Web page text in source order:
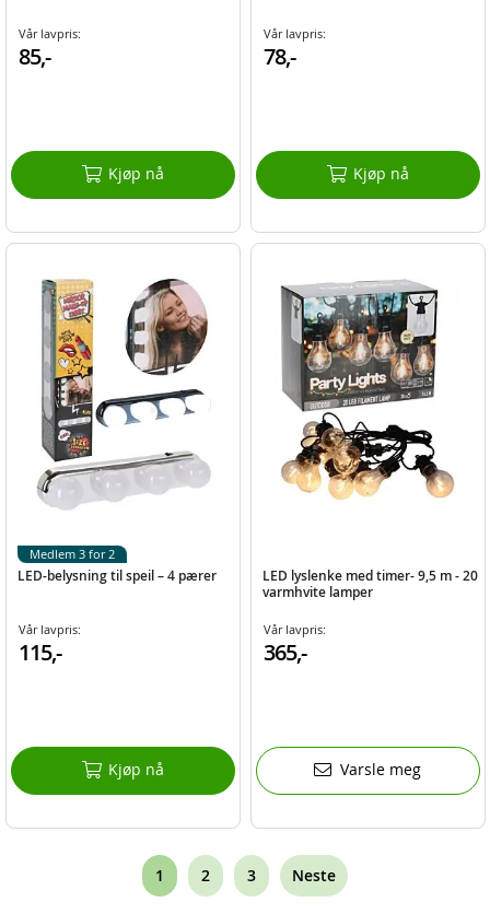
Vår lavpris:
85,-
Kjøp nå
Vår lavpris:
78,-
Kjøp nå
LED-belysning til speil – 4 pærer
Vår lavpris:
115,-
Kjøp nå
Medlem 3 for 2
LED lyslenke med timer- 9,5 m - 20
varmhvite lamper
Vår lavpris:
365,-
Varsle meg
Page
You're
1 Page
2 Page
3 Neste